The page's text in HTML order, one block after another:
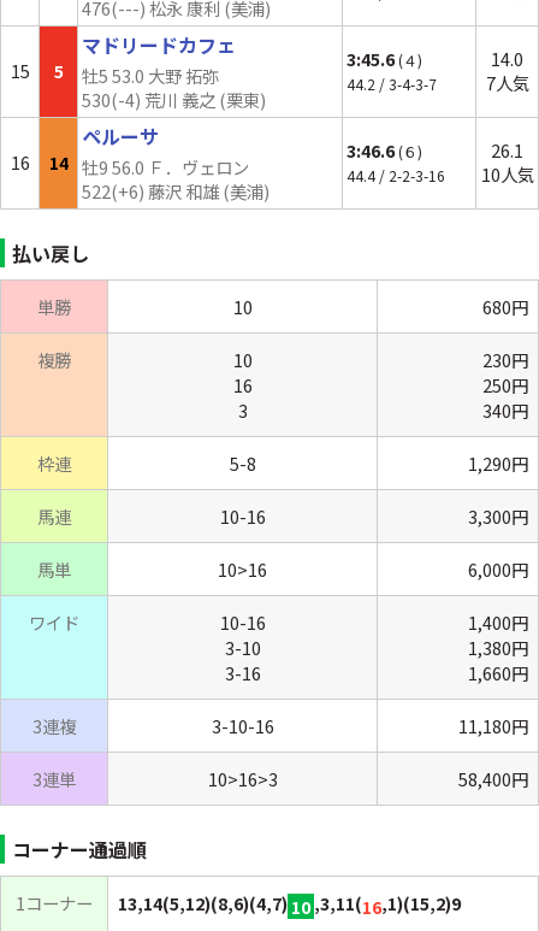
476(---) 松永 康利 (美浦)
15 5
マドリードカフェ
牡5 53.0 大野 拓弥
530(-4) 荒川 義之 (栗東)
3:45.6(４)
44.2 / 3-4-3-7
14.0
7人気
16 14
ペルーサ
牡9 56.0 Ｆ．ヴェロン
522(+6) 藤沢 和雄 (美浦)
3:46.6(６)
44.4 / 2-2-3-16
26.1
10人気
払い戻し
単勝 10 680円
複勝
10
16
3
230円
250円
340円
枠連 5-8 1,290円
馬連 10-16 3,300円
馬単 10>16 6,000円
ワイド
10-16
3-10
3-16
1,400円
1,380円
1,660円
3連複 3-10-16 11,180円
3連単 10>16>3 58,400円
コーナー通過順
1コーナー 13,14(5,12)(8,6)(4,7)10,3,11(16,1)(15,2)9